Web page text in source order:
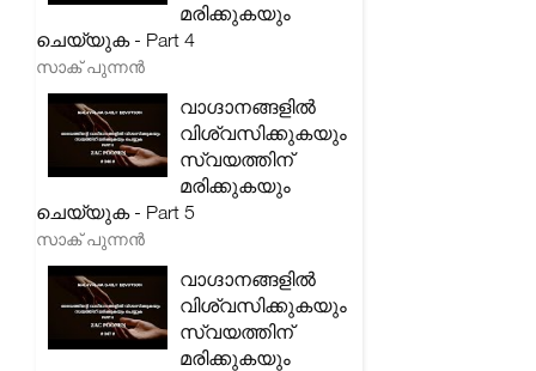
മരിക്കുകയും
ചെയ്യുക - Part 4
സാക് പുന്നൻ
വാഗ്ദാനങ്ങളിൽ
വിശ്വസിക്കുകയും
സ്വയത്തിന്
മരിക്കുകയും
ചെയ്യുക - Part 5
സാക് പുന്നൻ
വാഗ്ദാനങ്ങളിൽ
വിശ്വസിക്കുകയും
സ്വയത്തിന്
മരിക്കുകയും